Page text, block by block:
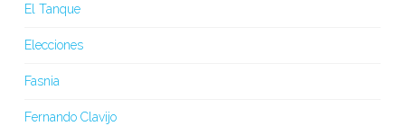
El Tanque
Elecciones
Fasnia
Fernando Clavijo